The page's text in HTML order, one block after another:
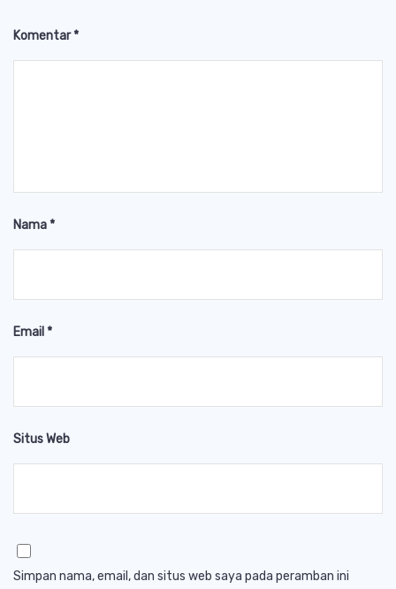
Komentar*
Nama*
Email*
Situs Web
Simpan nama, email, dan situs web saya pada peramban ini